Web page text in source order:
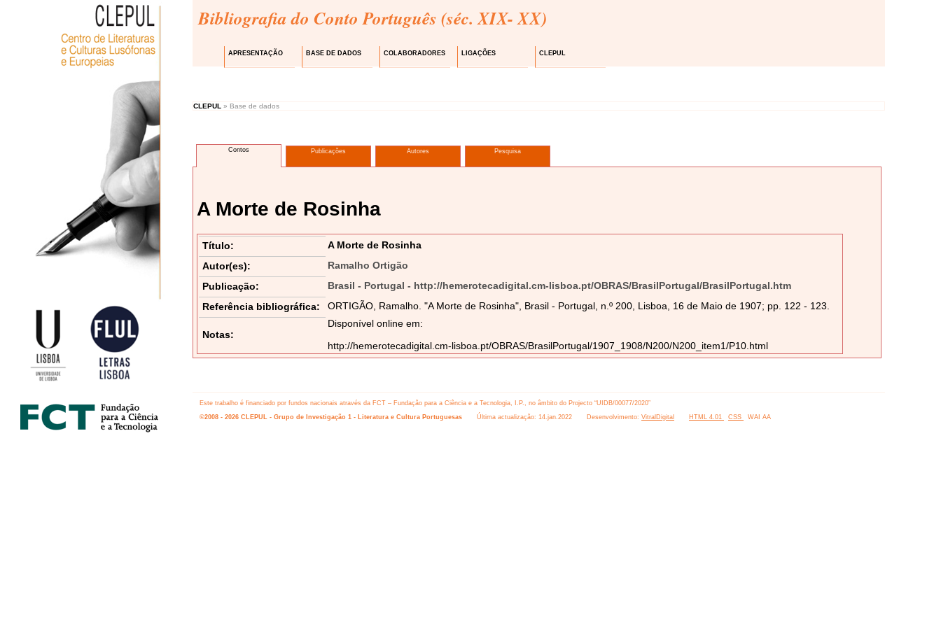
Bibliografia do Conto Português (séc. XIX- XX)
APRESENTAÇÃO BASE DE DADOS COLABORADORES LIGAÇÕES CLEPUL
CLEPUL » Base de dados
Contos Publicações Autores Pesquisa
A Morte de Rosinha
Título:
A Morte de Rosinha
Autor(es):
Ramalho Ortigão
Publicação:
Brasil - Portugal - http://hemerotecadigital.cm-lisboa.pt/OBRAS/BrasilPortugal/BrasilPortugal.htm
Referência bibliográfica:
ORTIGÃO, Ramalho. "A Morte de Rosinha", Brasil - Portugal, n.º 200, Lisboa, 16 de Maio de 1907; pp. 122 - 123.
Notas:
Disponível online em:
http://hemerotecadigital.cm-lisboa.pt/OBRAS/BrasilPortugal/1907_1908/N200/N200_item1/P10.html
Este trabalho é financiado por fundos nacionais através da FCT – Fundação para a Ciência e a Tecnologia, I.P., no âmbito do Projecto “UIDB/00077/2020”
©2008 - 2026 CLEPUL - Grupo de Investigação 1 - Literatura e Cultura Portuguesas
Última actualização: 14.jan.2022 Desenvolvimento: VitralDigital HTML 4.01 CSS WAI AA